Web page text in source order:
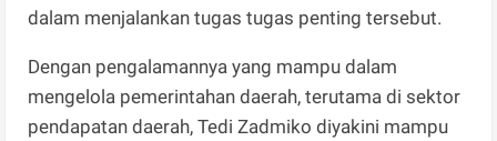
dalam menjalankan tugas tugas penting tersebut.
Dengan pengalamannya yang mampu dalam
mengelola pemerintahan daerah, terutama di sektor
pendapatan daerah, Tedi Zadmiko diyakini mampu